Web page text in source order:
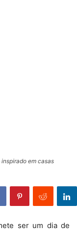
em casas
ser um dia de